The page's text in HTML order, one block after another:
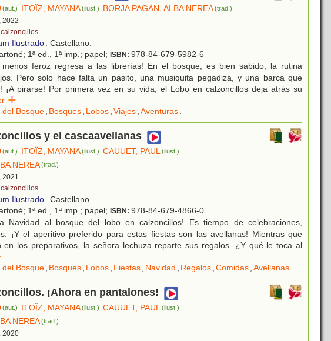
(aut.) ITOÏZ, MAYANA(ilust.) BORJA PAGÁN, ALBA NEREA(trad.)
2022
Ilustrado. Castellano.
1ª ed., 1ª imp.; papel; ISBN: 978-84-679-5982-6
menos feroz regresa a las librerías! En el bosque, es bien sabido, la rutina
Pero solo hace falta un pasito, una musiquita pegadiza, y una barca que
¡A pirarse! Por primera vez en su vida, el Lobo en calzoncillos deja atrás su
del Bosque, Bosques, Lobos,Viajes,Aventuras.
y el cascaavellanas
(aut.) ITOÏZ, MAYANA(ilust.) CAUUET, PAUL (ilust.)
NEREA(trad.)
2021
Ilustrado. Castellano.
1ª ed., 1ª imp.; papel; ISBN: 978-84-679-4866-0
Navidad al bosque del lobo en calzoncillos! Es tiempo de celebraciones,
¡Y el aperitivo preferido para estas fiestas son las avellanas! Mientras que
en los preparativos, la señora lechuza reparte sus regalos. ¿Y qué le toca al
del Bosque, Bosques, Lobos, Fiestas, Navidad , Regalos,Comidas,Avellanas.
¡Ahora en pantalones!
(aut.) ITOÏZ, MAYANA(ilust.) CAUUET, PAUL (ilust.)
NEREA(trad.)
2020